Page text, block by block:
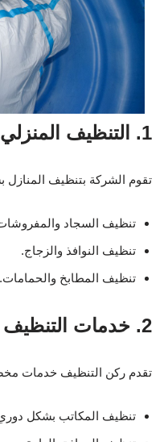
1. التنظيف المنزلي
تقوم الشركة بتنظيف
تنظيف السجاد
تنظيف النوافذ والزجاج.
تنظيف المطابخ والحمامات.
2. خدمات التنظيف التجاري
تقدم ركن التنظيف خدمات
تنظيف المكاتب بشكل